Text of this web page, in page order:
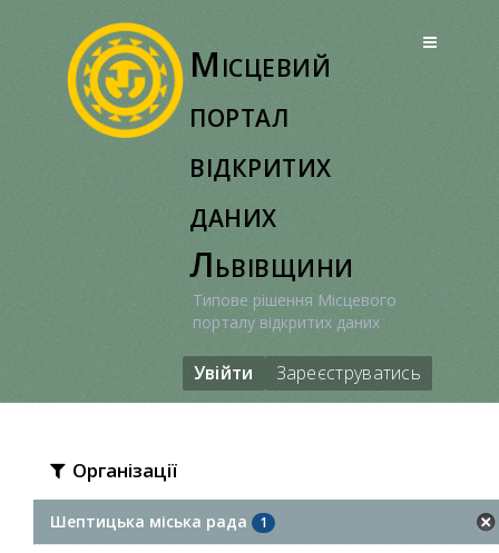
Місцевий
портал
відкритих
даних
Львівщини
Типове рішення Місцевого
порталу відкритих даних
Увійти Зареєструватись
Організації
Шептицька міська рада 1